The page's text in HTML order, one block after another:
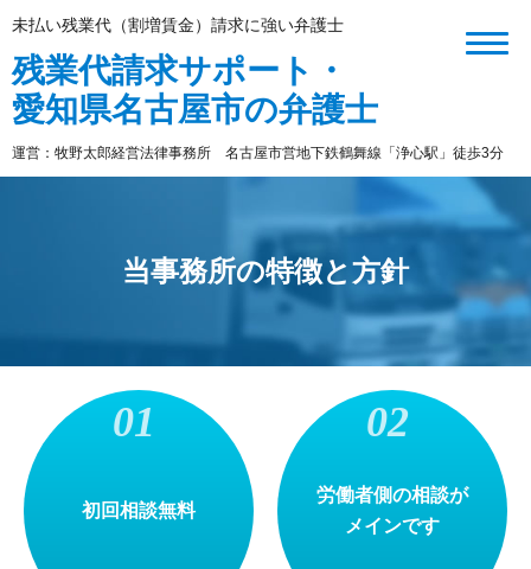
未払い残業代（割増賃金）請求に強い弁護士
残業代請求サポート・
愛知県名古屋市の弁護士
運営：牧野太郎経営法律事務所 名古屋市営地下鉄鶴舞線「浄心駅」徒歩3分
当事務所の特徴と方針
初回相談無料
労働者側の相談が
メインです